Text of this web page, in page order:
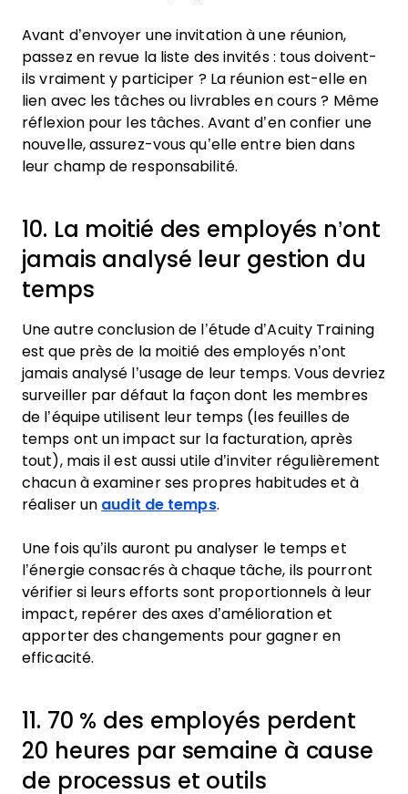
Avant d’envoyer une invitation à une réunion,
passez en revue la liste des invités : tous doivent-
ils vraiment y participer ? La réunion est-elle en
lien avec les tâches ou livrables en cours ? Même
réflexion pour les tâches. Avant d’en confier une
nouvelle, assurez-vous qu’elle entre bien dans
leur champ de responsabilité.
10. La moitié des employés n’ont
jamais analysé leur gestion du
temps
Une autre conclusion de l’étude d’Acuity Training
est que près de la moitié des employés n’ont
jamais analysé l’usage de leur temps. Vous devriez
surveiller par défaut la façon dont les membres
de l’équipe utilisent leur temps (les feuilles de
temps ont un impact sur la facturation, après
tout), mais il est aussi utile d’inviter régulièrement
chacun à examiner ses propres habitudes et à
réaliser un audit de temps.
Une fois qu’ils auront pu analyser le temps et
l’énergie consacrés à chaque tâche, ils pourront
vérifier si leurs efforts sont proportionnels à leur
impact, repérer des axes d’amélioration et
apporter des changements pour gagner en
efficacité.
11. 70 % des employés perdent
20 heures par semaine à cause
de processus et outils